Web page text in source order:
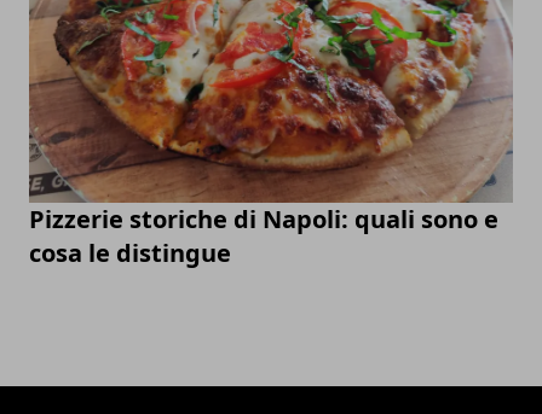
Pizzerie storiche di Napoli: quali sono e
cosa le distingue